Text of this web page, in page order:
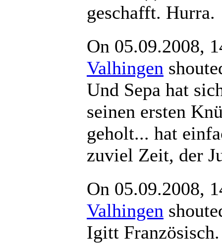
geschafft. Hurra.
On 05.09.2008,
Valhingen
Und Sepa hat
seinen ersten
geholt... hat
zuviel Zeit, der
On 05.09.2008,
Valhingen
Igitt